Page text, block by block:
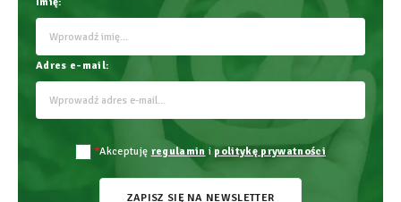
Adres e-mail:
*Akceptuję regulamin i politykę prywatności
ZAPISZ SIĘ NA NEWSLETTER